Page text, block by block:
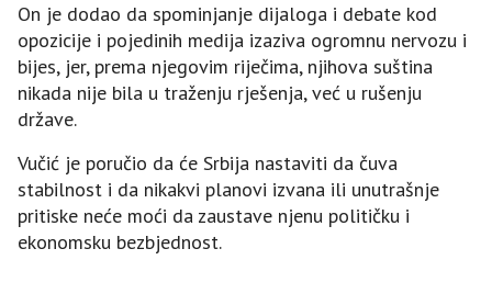
On je dodao da spominjanje dijaloga i debate kod
opozicije i pojedinih medija izaziva ogromnu nervozu i
bijes, jer, prema njegovim riječima, njihova suština
nikada nije bila u traženju rješenja, već u rušenju
države.
Vučić je poručio da će Srbija nastaviti da čuva
stabilnost i da nikakvi planovi izvana ili unutrašnje
pritiske neće moći da zaustave njenu političku i
ekonomsku bezbjednost.